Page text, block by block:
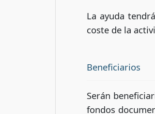
La ayuda
coste de la
Beneficiarios
Serán
fondos